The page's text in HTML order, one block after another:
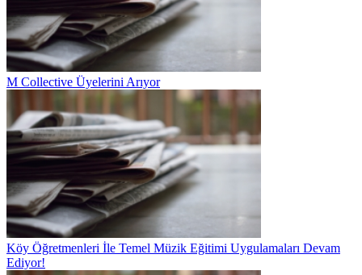
M Collective Üyelerini Arıyor
Köy Öğretmenleri İle Temel Müzik Eğitimi Uygulamaları Devam
Ediyor!